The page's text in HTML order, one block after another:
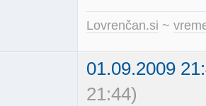
Lovrenčan.si ~
01.09.2009
21:44)